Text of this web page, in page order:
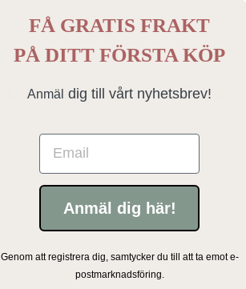
Du kanske också gillar
FÅ GRATIS FRAKT
PÅ DITT FÖRSTA KÖP
Anmäl dig till vårt nyhetsbrev!
Email
Anmäl dig här!
Genom att registrera dig, samtycker du till att ta emot e-
postmarknadsföring.